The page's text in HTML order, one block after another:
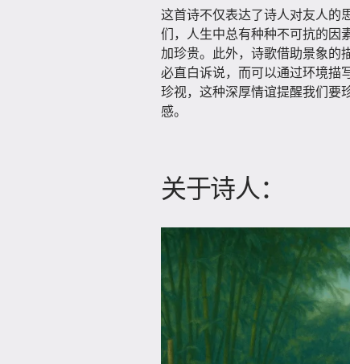
这首诗不仅表达了诗人对友人的
们，人生中总有种种不可抗的因
加珍贵。此外，诗歌借助景象的
必直白诉说，而可以通过环境描
珍视，这种深厚情谊提醒我们要
感。
关于诗人：